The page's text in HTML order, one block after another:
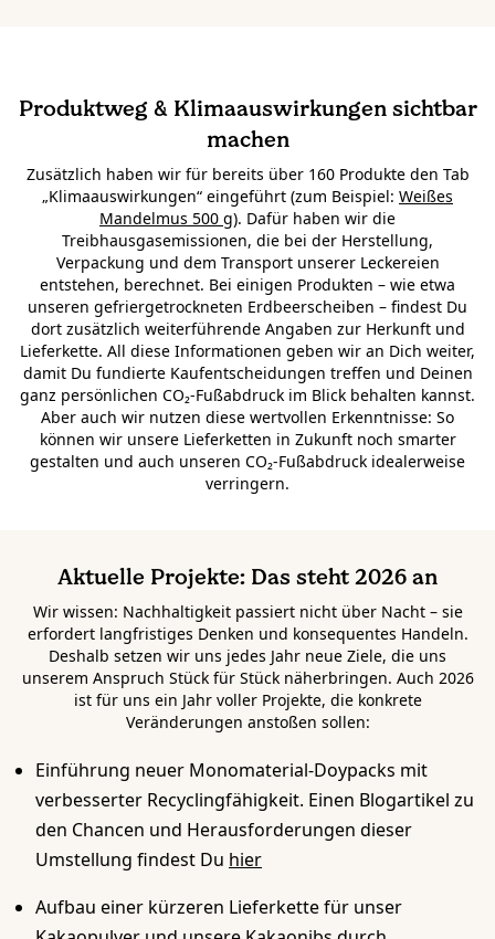
Produktweg & Klimaauswirkungen sichtbar
machen
Zusätzlich haben wir für bereits über 160 Produkte den Tab
„Klimaauswirkungen“ eingeführt (zum Beispiel: Weißes
Mandelmus 500 g). Dafür haben wir die
Treibhausgasemissionen, die bei der Herstellung,
Verpackung und dem Transport unserer Leckereien
entstehen, berechnet. Bei einigen Produkten – wie etwa
unseren gefriergetrockneten Erdbeerscheiben – findest Du
dort zusätzlich weiterführende Angaben zur Herkunft und
Lieferkette. All diese Informationen geben wir an Dich weiter,
damit Du fundierte Kaufentscheidungen treffen und Deinen
ganz persönlichen CO₂-Fußabdruck im Blick behalten kannst.
Aber auch wir nutzen diese wertvollen Erkenntnisse: So
können wir unsere Lieferketten in Zukunft noch smarter
gestalten und auch unseren CO₂-Fußabdruck idealerweise
verringern.
Aktuelle Projekte: Das steht 2026 an
Wir wissen: Nachhaltigkeit passiert nicht über Nacht – sie
erfordert langfristiges Denken und konsequentes Handeln.
Deshalb setzen wir uns jedes Jahr neue Ziele, die uns
unserem Anspruch Stück für Stück näherbringen. Auch 2026
ist für uns ein Jahr voller Projekte, die konkrete
Veränderungen anstoßen sollen:
Einführung neuer Monomaterial-Doypacks mit
verbesserter Recyclingfähigkeit. Einen Blogartikel zu
den Chancen und Herausforderungen dieser
Umstellung findest Du hier
Aufbau einer kürzeren Lieferkette für unser